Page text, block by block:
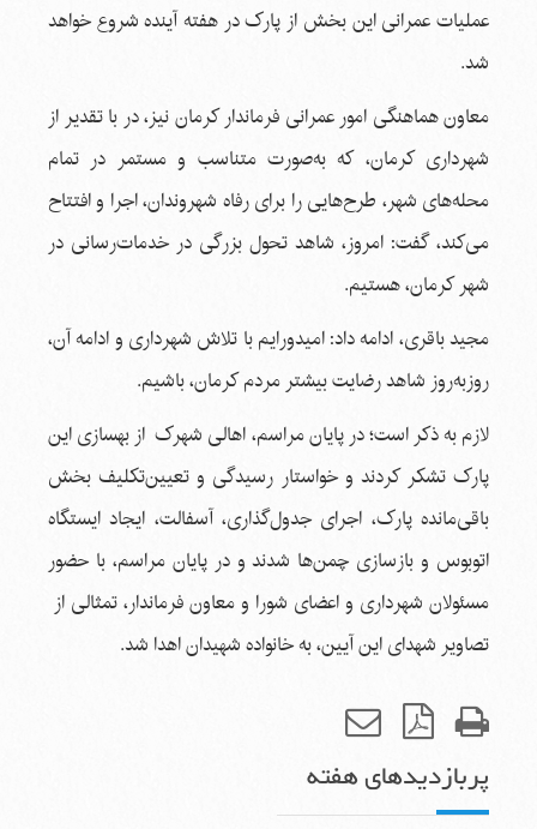
عملیات عمرانی این بخش از پارک در هفته آینده شروع خواهد
شد.
معاون هماهنگی امور عمرانی فرماندار کرمان نیز، در با تقدیر از
شهرداری کرمان، که به‌صورت متناسب و مستمر در تمام
محله‌های شهر، طرح‌هایی را برای رفاه شهروندان، اجرا و افتتاح
می‌کند، گفت: امروز، شاهد تحول بزرگی در خدمات‌رسانی در
شهر کرمان، هستیم.
مجید باقری، ادامه داد: امیدورایم با تلاش شهرداری و ادامه آن،
روزبه‌روز شاهد رضایت بیشتر مردم کرمان، باشیم.
لازم به ذکر است؛ در پایان مراسم، اهالی شهرک از بهسازی این
پارک تشکر کردند و خواستار رسیدگی و تعیین‌تکلیف بخش
باقی‌مانده پارک، اجرای جدول‌گذاری، آسفالت، ایجاد ایستگاه
اتوبوس و بازسازی چمن‌ها شدند و در پایان مراسم، با حضور
مسئولان شهرداری و اعضای شورا و معاون فرماندار، تمثالی از
تصاویر شهدای این آیین، به خانواده شهیدان اهدا شد.
پربازدیدهای هفته